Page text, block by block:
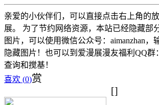
亲爱的小伙伴们，可以直接点击右上角的
展。 为了节约网络资源，本站已经隐藏部
图片，可以使用微信公众号：aimanzhan，
隐藏图片！也可以到爱漫展漫友福利QQ群
查询和搅基！
喜欢 (0)赏
[]